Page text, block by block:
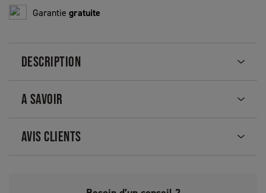
Garantie gratuite
DESCRIPTION
A SAVOIR
AVIS CLIENTS